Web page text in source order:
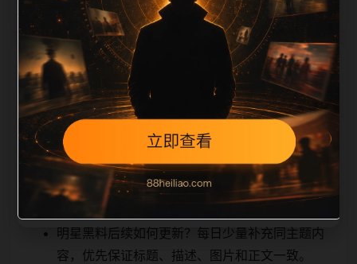
相关问题与推荐
真实用户顺着栏目继续浏览。同站连续更新时避免重复
标题和重复首段，优先补充不同关键词、不同栏目词和
不同问题角度。栏目页则保留清晰入口，方便后续专题
自动归集。发布后按真实浏览器复查首屏、图片、跳转
体验、相关推荐和加载速度。
明星黑料后续如何更新？每日少量补充同主题内
容，优先保证标题、描述、图片和正文一致。